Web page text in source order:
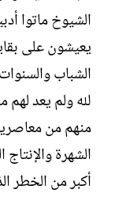
الشيوخ ماتوا
يعيشون على
الشباب
لله ولم يعد لهم
منهم من
الشهرة
أكبر من الخطر